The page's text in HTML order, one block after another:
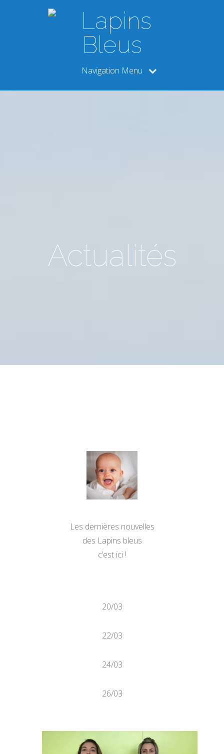
Navigation Menu
Actualités
Les dernières nouvelles
des Lapins bleus
c’est ici !
20/03
22/03
24/03
26/03